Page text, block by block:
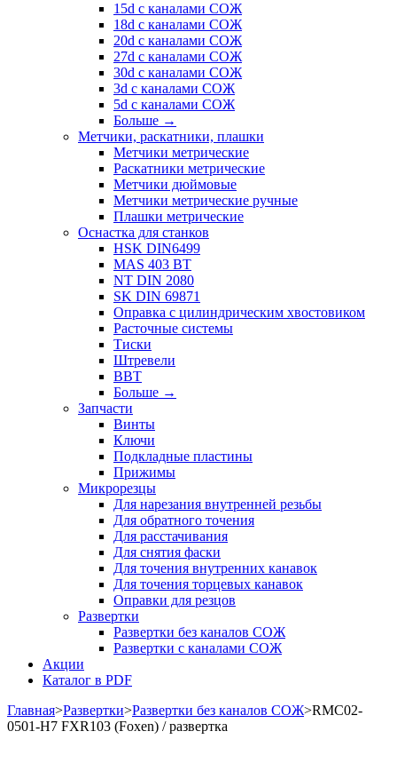
15d с каналами СОЖ
18d с каналами СОЖ
20d с каналами СОЖ
27d с каналами СОЖ
30d с каналами СОЖ
3d с каналами СОЖ
5d с каналами СОЖ
Больше →
Метчики, раскатники, плашки
Метчики метрические
Раскатники метрические
Метчики дюймовые
Метчики метрические ручные
Плашки метрические
Оснастка для станков
HSK DIN6499
MAS 403 BT
NT DIN 2080
SK DIN 69871
Оправка с цилиндрическим хвостовиком
Расточные системы
Тиски
Штревели
BBT
Больше →
Запчасти
Винты
Ключи
Подкладные пластины
Прижимы
Микрорезцы
Для нарезания внутренней резьбы
Для обратного точения
Для расстачивания
Для снятия фаски
Для точения внутренних канавок
Для точения торцевых канавок
Оправки для резцов
Развертки
Развертки без каналов СОЖ
Развертки с каналами СОЖ
Акции
Каталог в PDF
Главная>Развертки>Развертки без каналов СОЖ>RMC02-
0501-H7 FXR103 (Foxen) / развертка